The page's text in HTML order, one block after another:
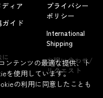
よくあるお問い合わせ
ィア
ガイド
プライバシー
ポリシー
International
Shipping
お問い合わせ/
リクエスト
ンテンツの最適な提供、ト
を使用しています。
の利用に同意したことも